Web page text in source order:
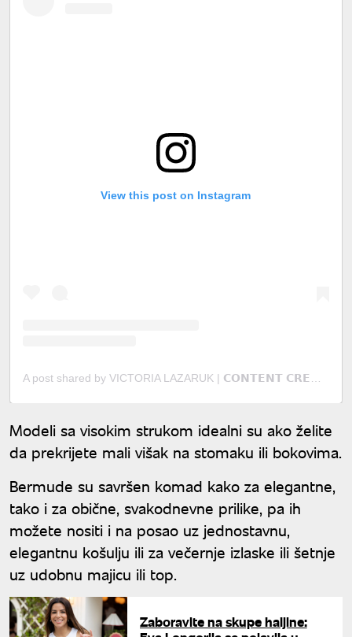
View this post on Instagram
A post shared by VICTORIA LAZARUK | 𝗖𝗢𝗡𝗧𝗘𝗡𝗧 𝗖𝗥𝗘𝗔𝗧𝗢𝗥 (@victorialazarukofficial)
Modeli sa visokim strukom idealni su ako želite
da prekrijete mali višak na stomaku ili bokovima.
Bermude su savršen komad kako za elegantne,
tako i za obične, svakodnevne prilike, pa ih
možete nositi i na posao uz jednostavnu,
elegantnu košulju ili za večernje izlaske ili šetnje
uz udobnu majicu ili top.
Zaboravite na skupe haljine: